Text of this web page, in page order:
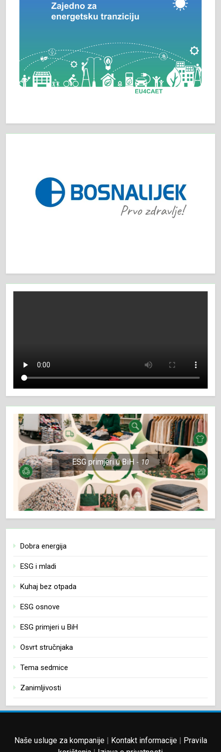
ESG primjeri u BiH 10
Dobra energija
ESG i mladi
Kuhaj bez otpada
ESG osnove
ESG primjeri u BiH
Osvrt stručnjaka
Tema sedmice
Zanimljivosti
Naše usluge za kompanije| Kontakt informacije| Pravila